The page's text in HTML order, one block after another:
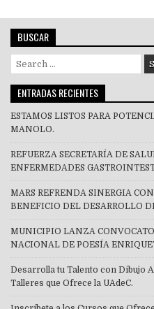
BUSCAR
Search
for:
ENTRADAS RECIENTES
ESTAMOS LISTOS PARA
MANOLO.
REFUERZA SECRETARÍA DE
ENFERMEDADES
MARS REFRENDA SINERGIA
BENEFICIO DEL DESARROLLO
MUNICIPIO LANZA
NACIONAL DE POESÍA
Desarrolla tu Talento con Dibujo
Talleres que Ofrece la UAdeC.